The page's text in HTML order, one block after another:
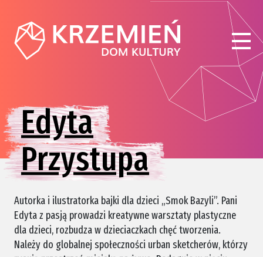
Edyta
Przystupa
Autorka i ilustratorka bajki dla dzieci „Smok Bazyli”. Pani
Edyta z pasją prowadzi kreatywne warsztaty plastyczne
dla dzieci, rozbudza w dzieciaczkach chęć tworzenia.
Należy do globalnej społeczności urban sketcherów, którzy